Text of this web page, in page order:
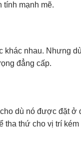
tính mạnh mẽ.
khác nhau. Nhưng
đẳng cấp.
dù nó được đặt ở
tha thứ cho vị trí kém